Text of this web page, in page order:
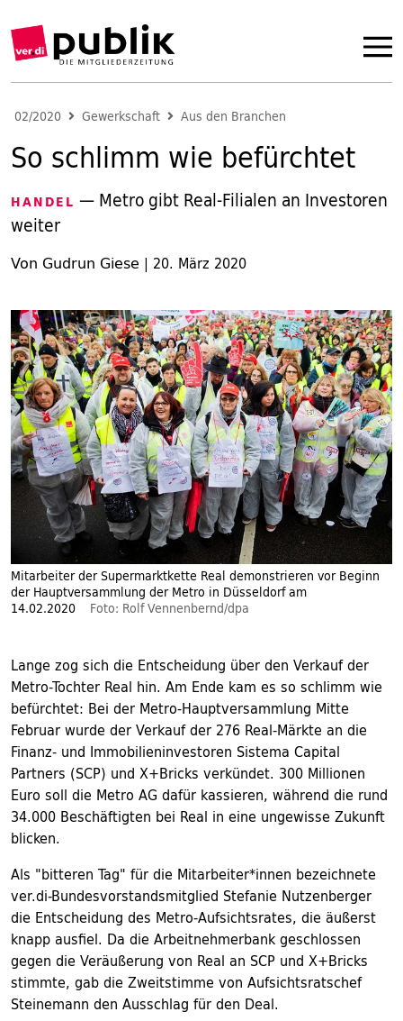
02/2020 Gewerkschaft Aus den Branchen
So schlimm wie befürchtet
HANDEL — Metro gibt Real-Filialen an Investoren
weiter
Von Gudrun Giese | 20. März 2020
Mitarbeiter der Supermarktkette Real demonstrieren vor Beginn
der Hauptversammlung der Metro in Düsseldorf am
14.02.2020 Foto: Rolf Vennenbernd/dpa
Lange zog sich die Entscheidung über den Verkauf der
Metro-Tochter Real hin. Am Ende kam es so schlimm wie
befürchtet: Bei der Metro-Hauptversammlung Mitte
Februar wurde der Verkauf der 276 Real-Märkte an die
Finanz- und Immobilieninvestoren Sistema Capital
Partners (SCP) und X+Bricks verkündet. 300 Millionen
Euro soll die Metro AG dafür kassieren, während die rund
34.000 Beschäftigten bei Real in eine ungewisse Zukunft
blicken.
Als "bitteren Tag" für die Mitarbeiter*innen bezeichnete
ver.di-Bundesvorstandsmitglied Stefanie Nutzenberger
die Entscheidung des Metro-Aufsichtsrates, die äußerst
knapp ausfiel. Da die Arbeitnehmerbank geschlossen
gegen die Veräußerung von Real an SCP und X+Bricks
stimmte, gab die Zweitstimme von Aufsichtsratschef
Steinemann den Ausschlag für den Deal.